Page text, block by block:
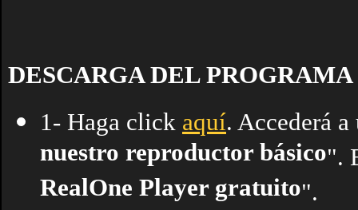
DESCARGA DEL PROGRAMA
1- Haga click aquí. Accederá
nuestro reproductor básico".
RealOne Player gratuito".